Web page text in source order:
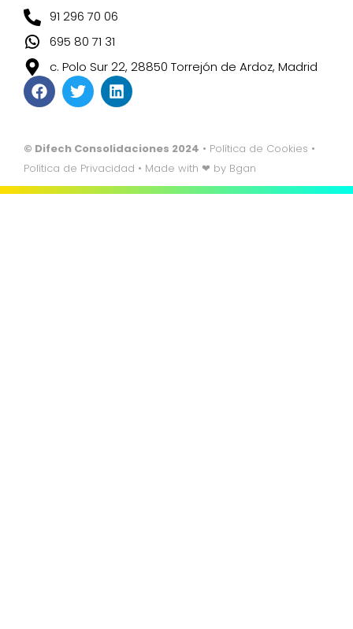
91 296 70 06
695 80 71 31
c. Polo Sur 22, 28850 Torrejón de Ardoz, Madrid
© Difech Consolidaciones 2024 • Política de Cookies •
Política de Privacidad • Made with ❤ by Bgan